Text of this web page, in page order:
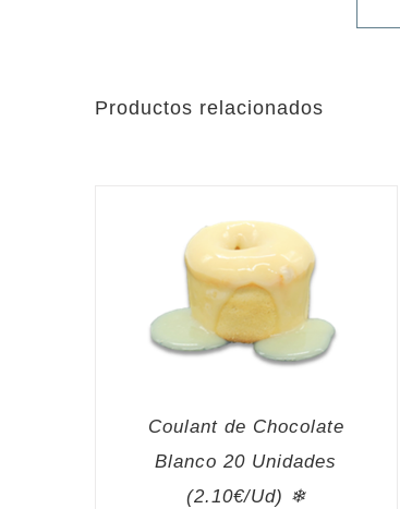
Productos relacionados
Coulant de Chocolate
Blanco 20 Unidades
(2.10€/Ud) ❄